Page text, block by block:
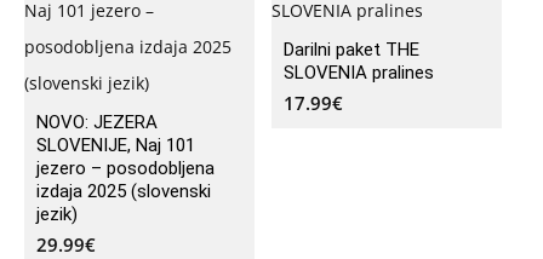
NOVO: JEZERA
SLOVENIJE, Naj 101
jezero – posodobljena
izdaja 2025 (slovenski
jezik)
29.99€
Darilni paket THE
SLOVENIA pralines
17.99€